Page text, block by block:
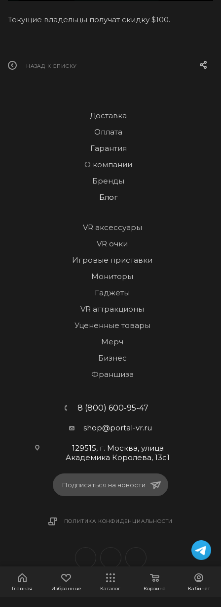
Текущие владельцы получат скидку $100.
НАЗАД К СПИСКУ
Доставка
Оплата
Гарантия
О компании
Бренды
Блог
VR аксессуары
VR очки
Игровые приставки
Мониторы
Гаджеты
VR аттракционы
Уцененные товары
Мерч
Бизнес
Франшиза
8 (800) 600-95-47
shop@portal-vr.ru
129515, г. Москва, улица
Академика Королева, 13с1
Подписаться на новости
ПОЛИТИКА КОНФИДЕНЦИАЛЬНОСТИ
Главная Избранные Каталог Корзина Кабинет